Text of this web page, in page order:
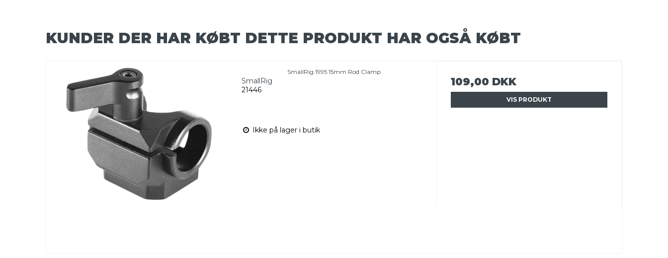
KUNDER DER HAR KØBT DETTE PRODUKT HAR OGSÅ KØBT
SmallRig 1995 15mm Rod Clamp
SmallRig
21446
Ikke på lager i butik
109,00 DKK
VIS PRODUKT